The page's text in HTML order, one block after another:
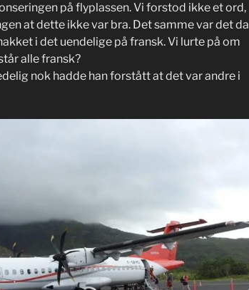
på flyplassen. Vi forstod ikke et ord,
at dette ikke var bra. Det samme var det da
i det uendelige på fransk. Vi lurte på om
alle fransk?
nok hadde han forstått at det var andre i